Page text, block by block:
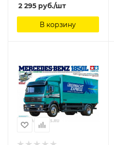
2 295 руб./шт
В корзину